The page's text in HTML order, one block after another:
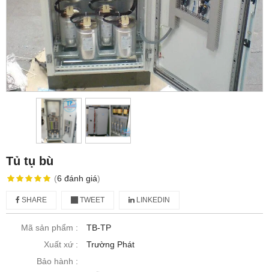
Tủ tụ bù
(6 đánh giá)
SHARE TWEET LINKEDIN
Mã sản phẩm :
TB-TP
Xuất xứ :
Trường Phát
Bảo hành :